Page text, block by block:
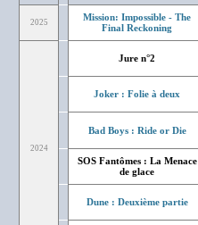
2025
Mission: Impossible - The
Final Reckoning
2024
Jure n°2
Joker : Folie à deux
Bad Boys : Ride or Die
SOS Fantômes : La Menace
de glace
Dune : Deuxième partie